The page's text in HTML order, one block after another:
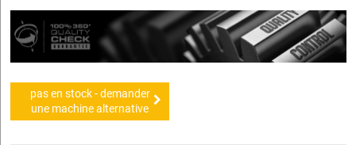
pas en stock - demander
une machine alternative